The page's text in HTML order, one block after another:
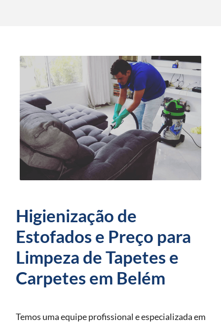
Higienização de
Estofados e Preço para
Limpeza de Tapetes e
Carpetes em Belém
Temos uma equipe profissional e especializada em